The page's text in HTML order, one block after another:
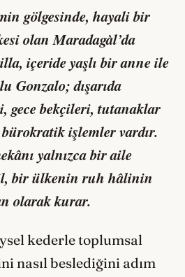
gölgesinde, hayali bir
olan Maradagàl’da
içeride yaşlı bir anne ile
Gonzalo; dışarıda
gece bekçileri, tutanaklar
işlemler vardır.
yalnızca bir aile
bir ülkenin ruh hâlinin
olarak kurar.
kederle toplumsal
nasıl beslediğini adım